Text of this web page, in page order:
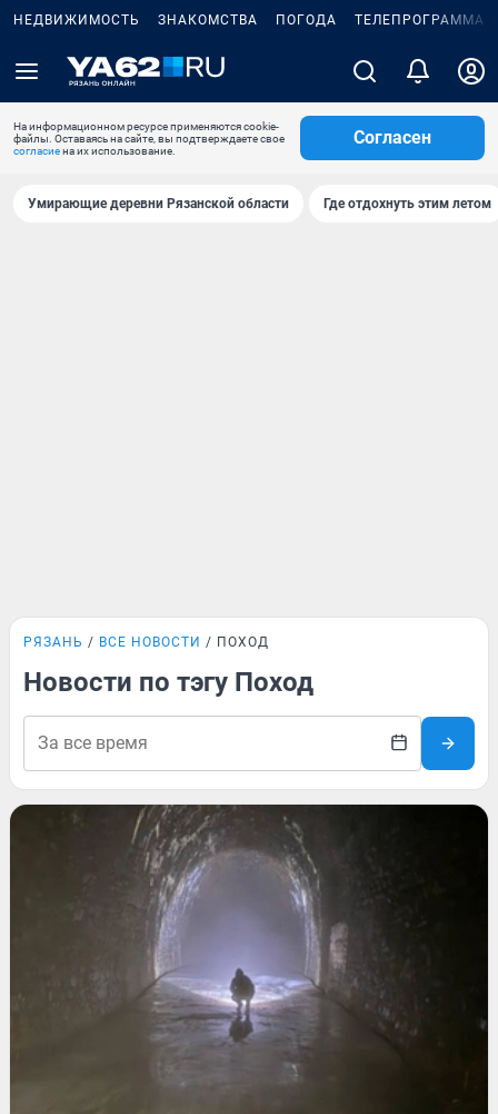
НЕДВИЖИМОСТЬ ЗНАКОМСТВА ПОГОДА ТЕЛЕПРОГРАММА
На информационном ресурсе применяются cookie-
файлы. Оставаясь на сайте, вы подтверждаете свое
согласиена их использование.
Согласен
Умирающие деревни Рязанской области Где отдохнуть этим летом
РЯЗАНЬ ВСЕ НОВОСТИ ПОХОД
Новости по тэгу Поход